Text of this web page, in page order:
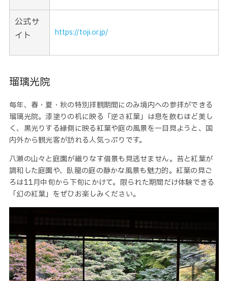
公式サ
イト
https://toji.or.jp/
瑠璃光院
毎年、春・夏・秋の特別拝観期間にのみ境内への参拝ができる
瑠璃光院。漆塗りの机に映る「逆さ紅葉」は息を飲むほど美し
く、黒光りする縁側に映る紅葉や庭の風景を一目見ようと、国
内外から観光客が訪れる人気っぷりです。
八瀬の山々と庭園が織りなす借景も見逃せません。苔と紅葉が
調和した庭園や、臥龍の庭の静かな風景も魅力的。紅葉の見ご
ろは11月中旬から下旬にかけて。限られた期間だけ体験できる
「幻の紅葉」をぜひお楽しみください。